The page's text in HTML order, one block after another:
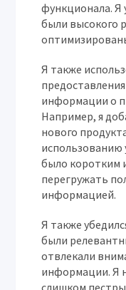
функционала. Я
были высокого
Я также
информации о
Например, я
нового
использованию
было коротким
перегружать
информацией.
Я также
были
отвлекали
информации. Я
слишком